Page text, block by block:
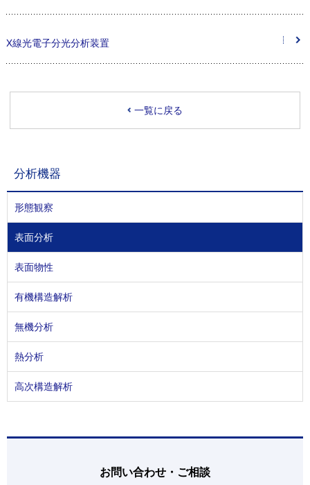
X線光電子分光分析装置
一覧に戻る
分析機器
形態観察
表面分析
表面物性
有機構造解析
無機分析
熱分析
高次構造解析
お問い合わせ・ご相談